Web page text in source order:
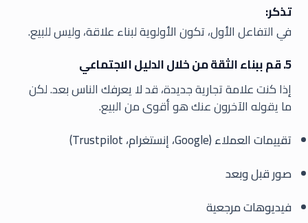
تذكر:
في التفاعل الأول، تكون الأولوية لبناء علاقة، وليس للبيع.
5. قم ببناء الثقة من خلال الدليل الاجتماعي
إذا كنت علامة تجارية جديدة، قد لا يعرفك الناس بعد. لكن
ما يقوله الآخرون عنك هو أقوى من البيع.
تقييمات العملاء (Google، إنستغرام، Trustpilot)
صور قبل وبعد
فيديوهات مرجعية